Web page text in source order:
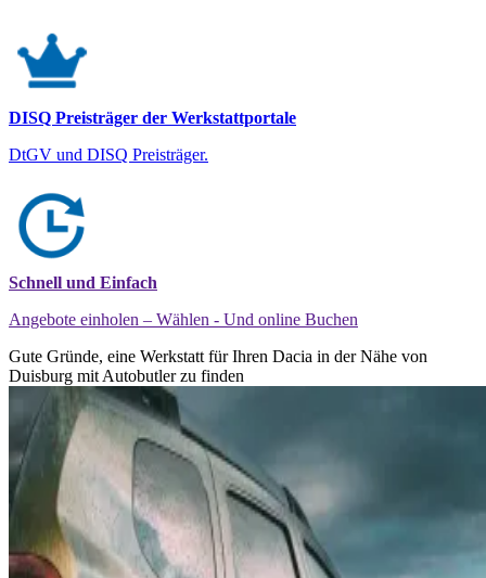
DISQ Preisträger der Werkstattportale
DtGV und DISQ Preisträger.
Schnell und Einfach
Angebote einholen – Wählen - Und online Buchen
Gute Gründe, eine Werkstatt für Ihren Dacia in der Nähe von
Duisburg mit Autobutler zu finden